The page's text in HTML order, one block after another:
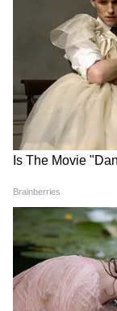
'फिल्म
कृति सेनन ने
कॉलेज और
लेकिन सबसे
उन्होंने बताया
तब महिलाओं के
थे। उनके
इंटरेस्ट तक लिमट
पहले से बेहतर
लिखे जा रहे हैं,
हुआ है।